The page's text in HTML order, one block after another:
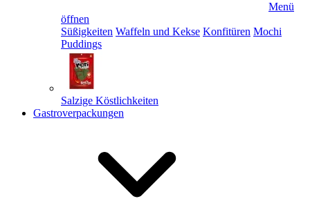
Menü
öffnen
Süßigkeiten Waffeln und Kekse Konfitüren Mochi
Puddings
Salzige Köstlichkeiten
Gastroverpackungen